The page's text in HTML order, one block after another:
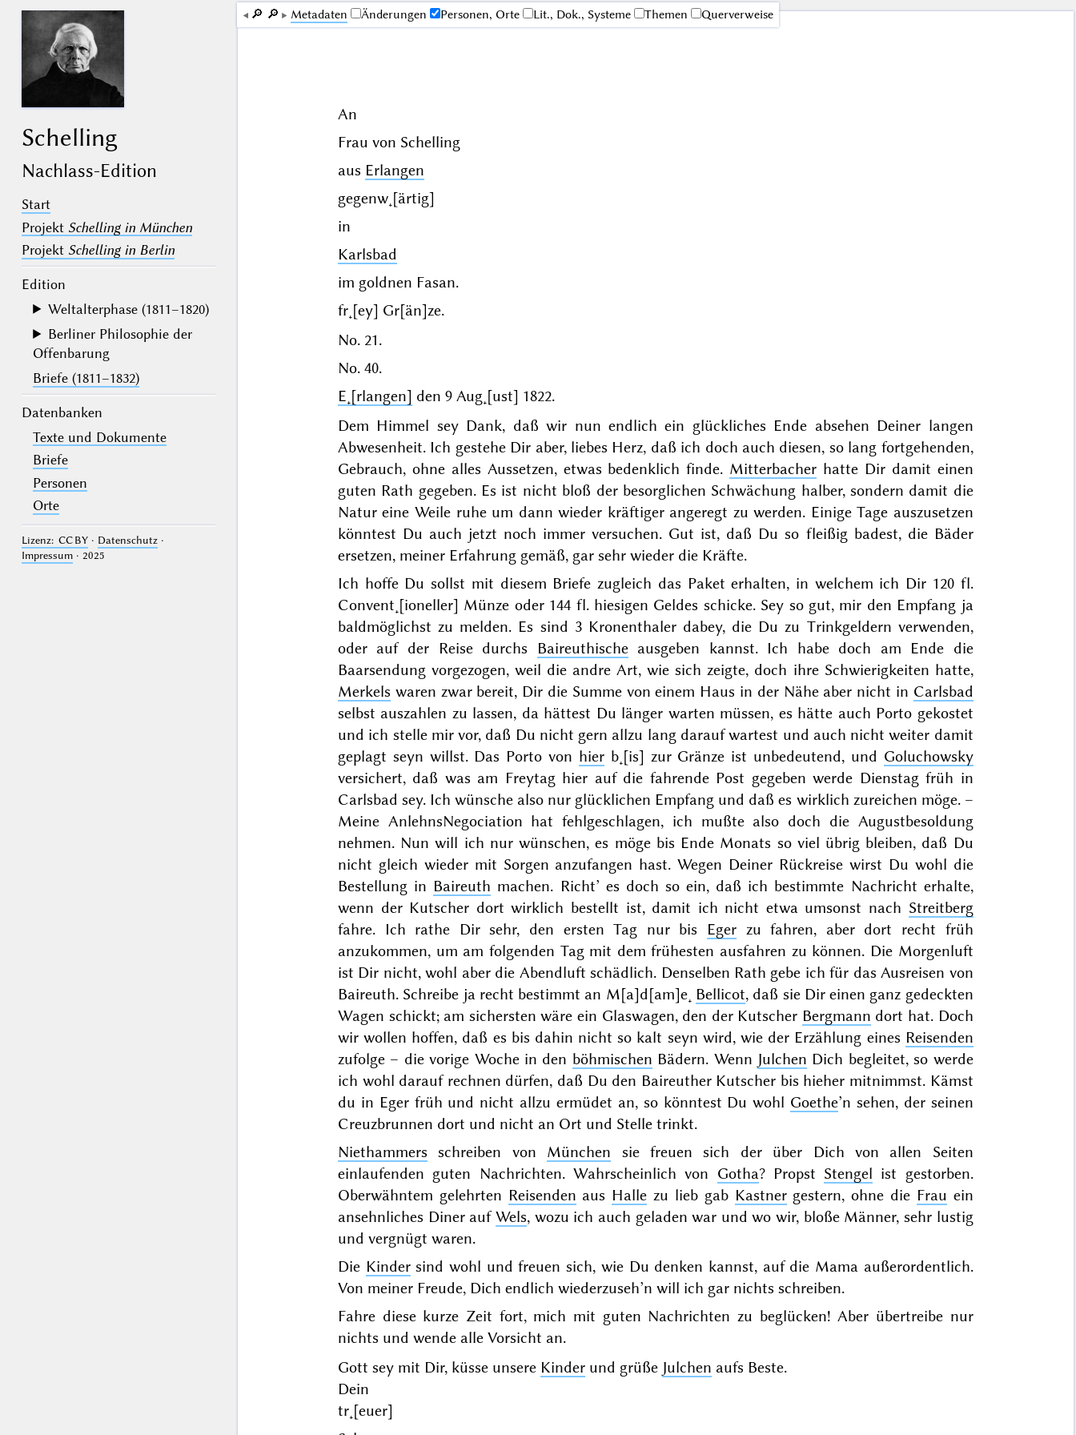
Schelling
Nachlass-Edition
Start
Projekt Schelling in München
Projekt Schelling in Berlin
Edition
Weltalterphase (1811–1820)
Berliner Philosophie der
Offenbarung
Briefe (1811–1832)
Datenbanken
Texte und Dokumente
Briefe
Personen
Orte
Lizenz: CC BY· Datenschutz·
Impressum· 2025
🔎︎ 🔎︎ Me­ta­da­ten Änderungen Personen, Orte Lit., Dok., Systeme Themen Querverweise
An
Frau von Schelling
aus Erlangen
gegenw˖[ärtig]
in
Karlsbad
im goldnen Fasan.
fr˖[ey] Gr[än]ze.
No. 21.
No. 40.
E˖[rlangen] den 9 Aug˖[ust] 1822.
Dem Himmel sey Dank, daß wir nun endlich ein glückliches Ende absehen Deiner langen
Abwesenheit. Ich gestehe Dir aber, liebes Herz, daß ich doch auch diesen, so lang fortgehenden,
Gebrauch, ohne alles Aussetzen, etwas bedenklich finde. Mitterbacher hatte Dir damit einen
guten Rath gegeben. Es ist nicht bloß der besorglichen Schwächung halber, sondern damit die
Natur eine Weile ruhe um dann wieder kräftiger angeregt zu werden. Einige Tage auszusetzen
könntest Du auch jetzt noch immer versuchen. Gut ist, daß Du so fleißig badest, die Bäder
ersetzen, meiner Erfahrung gemäß, gar sehr wieder die Kräfte.
Ich hoffe Du sollst mit diesem Briefe zugleich das Paket erhalten, in welchem ich Dir 120 fl.
Convent˖[ioneller] Münze oder 144 fl. hiesigen Geldes schicke. Sey so gut, mir den Empfang ja
baldmöglichst zu melden. Es sind 3 Kronenthaler dabey, die Du zu Trinkgeldern verwenden,
oder auf der Reise durchs
Baireuthischeausgeben kannst. Ich habe doch am Ende die
Baarsendung vorgezogen, weil die andre Art, wie sich zeigte, doch ihre Schwierigkeiten hatte,
Merkels waren zwar bereit, Dir die Summe von einem Haus in der Näheaber nicht in Carlsbad
selbst auszahlen zu lassen, da hättest Du länger warten müssen, es hätte auch Porto gekostet
und ich stelle mir vor, daß Du nicht gern allzu lang darauf wartest und auch nicht weiter damit
geplagt seyn willst. Das Porto von hierb˖[is] zur Gränze ist unbedeutend, und Goluchowsky
versichert, daß was am Freytag hier auf die fahrende Post gegebenwerde Dienstag früh in
Carlsbad sey. Ich wünsche also nur glücklichen Empfang und daß es wirklich zureichen möge. –
Meine AnlehnsNegociation hat fehlgeschlagen, ich mußte also doch die Augustbesoldung
nehmen. Nun will ich nur wünschen, es möge bis Ende Monats so viel übrig bleiben, daß Du
nicht gleich wieder mit Sorgen anzufangen hast. Wegen Deiner Rückreise wirst Du wohl die
Bestellung in Baireuth machen. Richt’ es doch so ein, daß ich bestimmte Nachricht erhalte,
wenn der Kutscher dort wirklich bestellt ist, damit ich nicht etwa umsonst nach Streitberg
fahre. Ich rathe Dir sehr, den ersten Tag nur bis Eger zu fahren, aber dort recht früh
anzukommen, um am folgenden Tag mit dem frühesten ausfahren zu können. Die Morgenluft
ist Dir nicht, wohl aber die Abendluft schädlich. Denselben Rath gebe ich für das Ausreisen von
Baireuth. Schreibe ja recht bestimmt an M[a]d[am]e˖ Bellicot, daß sie Dir einen ganz gedeckten
Wagen schickt; am sichersten wäre ein Glaswagen, den der Kutscher Bergmann dort hat. Doch
wir wollen hoffen, daß es bis dahin nicht so kalt seyn wird, wie der Erzählung eines Reisenden
zufolge – die vorige Woche in den böhmischen Bädern. Wenn Julchen Dich begleitet, so werde
ich wohl darauf rechnen dürfen, daß Du den Baireuther Kutscher bis hieher mitnimmst. Kämst
du in Eger früh und nicht allzu ermüdet an, so könntest Du wohl Goethe’n sehen, der seinen
Creuzbrunnen dort und nicht an Ort und Stelle trinkt.
Niethammers schreiben von München sie freuen sich der über Dich von allen Seiten
einlaufenden guten Nachrichten. Wahrscheinlich von Gotha? Propst Stengel ist gestorben.
Oberwähntem gelehrten Reisenden aus Halle zu lieb gab Kastner gestern, ohne die Frau ein
ansehnliches Diner aufWels, wozu ich auch geladen war und wo wir, bloße Männer, sehr lustig
und vergnügt waren.
Die Kindersind wohl und freuen sich, wie Du denken kannst, auf die Mama außerordentlich.
Von meiner Freude, Dich endlich wiederzuseh’n will ich gar nichts schreiben.
Fahre diese kurze Zeit fort, mich mit guten Nachrichten zu beglücken! Aber übertreibe nur
nichts und wende alle Vorsicht an.
Gott sey mit Dir, küsse unsere Kinderund grüße Julchen aufs Beste.
Dein
tr˖[euer]